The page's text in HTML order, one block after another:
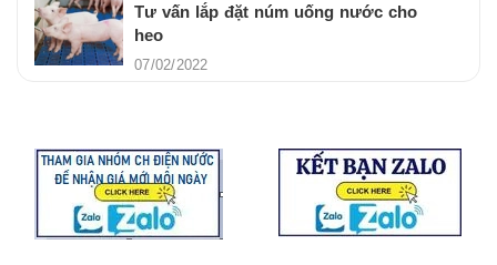
Tư vấn lắp đặt núm uống nước cho
heo
07/02/2022